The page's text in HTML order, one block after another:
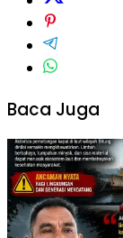
Baca Juga